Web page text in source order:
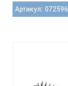
Артикул: 072596